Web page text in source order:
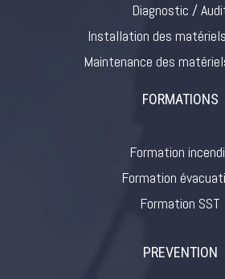
Diagnostic /
Installation des
Maintenance des
FORMATIONS
Formation
Formation
Formation SST
PREVENTION